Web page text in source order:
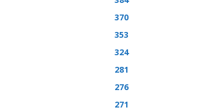
370
353
324
281
276
271